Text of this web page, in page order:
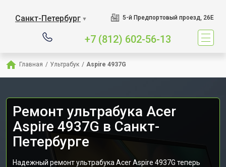
Санкт-Петербург ▼ 5-й Предпортовый проезд, 26Е
+7 (812) 602-56-13
Главная / Ультрабук / Aspire 4937G
Ремонт ультрабука Acer
Aspire 4937G в Санкт-
Петербурге
Надежный ремонт ультрабука Acer Aspire 4937G теперь